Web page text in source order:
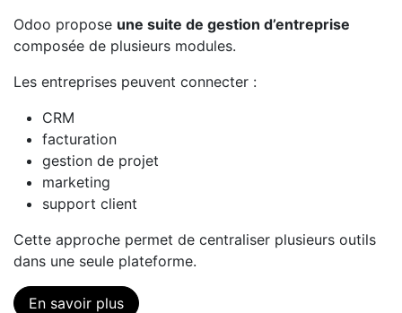
Odoo propose une suite de gestion d’entreprise
composée de plusieurs modules.
Les entreprises peuvent connecter :
CRM
facturation
gestion de projet
marketing
support client
Cette approche permet de centraliser plusieurs outils
dans une seule plateforme.
En savoir plus